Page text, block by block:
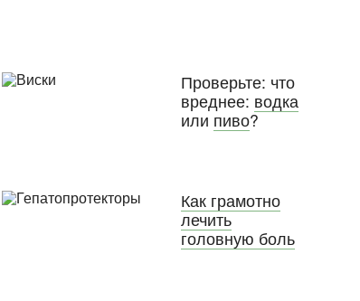
Проверьте: что
вреднее: водка
или пиво?
Как грамотно
лечить
головную боль